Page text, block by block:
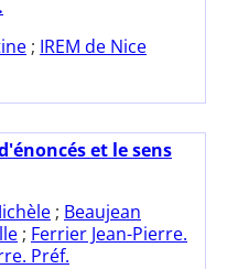
; IREM de Nice
et le sens
; Beaujean
; Ferrier Jean-Pierre.
Préf.